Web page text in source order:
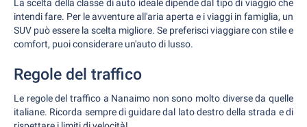
La scelta della classe di auto ideale dipende dal tipo di viaggio che
intendi fare. Per le avventure all'aria aperta e i viaggi in famiglia, un
SUV può essere la scelta migliore. Se preferisci viaggiare con stile e
comfort, puoi considerare un'auto di lusso.
Regole del traffico
Le regole del traffico a Nanaimo non sono molto diverse da quelle
italiane. Ricorda sempre di guidare dal lato destro della strada e di